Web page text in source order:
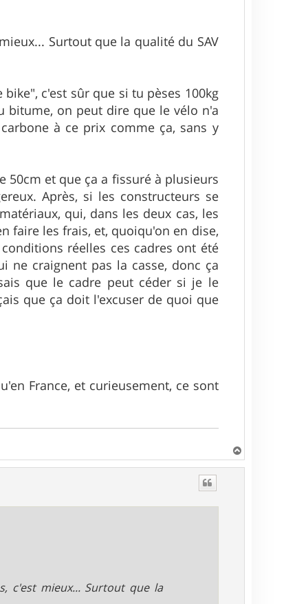
Surtout que la qualité du SAV
c'est sûr que si tu pèses 100kg
bitume, on peut dire que le vélo n'a
à ce prix comme ça, sans y
50cm et que ça a fissuré à plusieurs
Après, si les constructeurs se
qui, dans les deux cas, les
faire les frais, et, quoiqu'on en dise,
réelles ces cadres ont été
ne craignent pas la casse, donc ça
que le cadre peut céder si je le
que ça doit l'excuser de quoi que
France, et curieusement, ce sont
a
c'est mieux... Surtout que la